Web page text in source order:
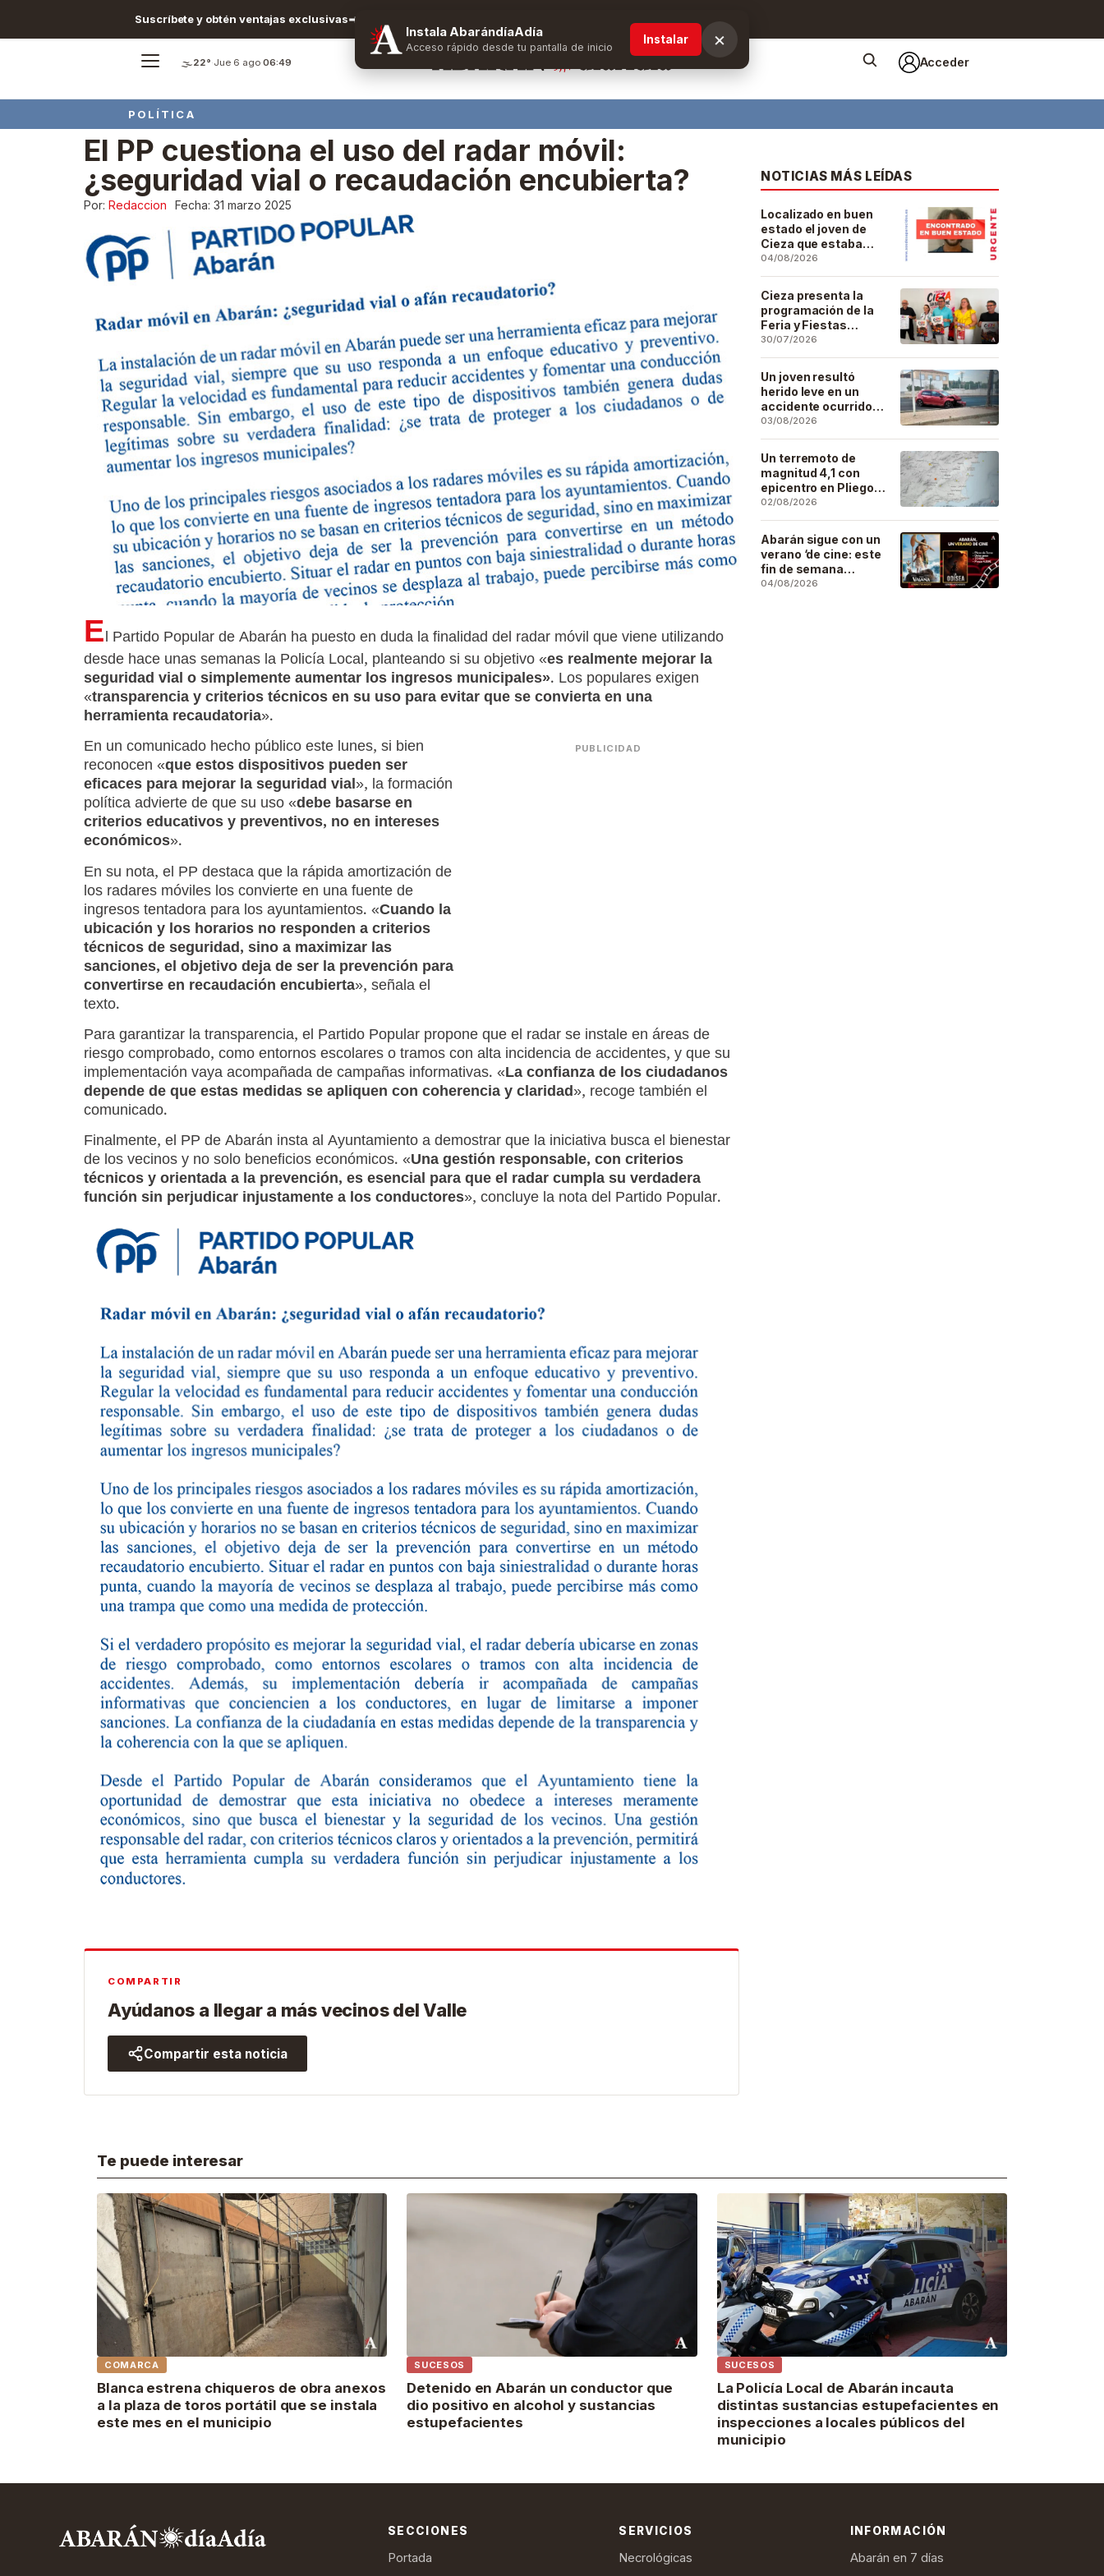
Suscríbete y obtén ventajas exclusivas
🌫️22°·Jue 6 ago·06:49 Acceder
POLÍTICA
El PP cuestiona el uso del radar móvil:
¿seguridad vial o recaudación encubierta?
Por: Redaccion Fecha: 31 marzo 2025
El Partido Popular de Abarán ha puesto en duda la finalidad del radar móvil que viene utilizando
desde hace unas semanas la Policía Local, planteando si su objetivo «es realmente mejorar la
seguridad vial o simplemente aumentar los ingresos municipales». Los populares exigen
«transparencia y criterios técnicos en su uso para evitar que se convierta en una
herramienta recaudatoria».
PUBLICIDAD
En un comunicado hecho público este lunes, si bien
reconocen «que estos dispositivos pueden ser
eficaces para mejorar la seguridad vial», la formación
política advierte de que su uso «debe basarse en
criterios educativos y preventivos, no en intereses
económicos».
En su nota, el PP destaca que la rápida amortización de
los radares móviles los convierte en una fuente de
ingresos tentadora para los ayuntamientos. «Cuando la
ubicación y los horarios no responden a criterios
técnicos de seguridad, sino a maximizar las
sanciones, el objetivo deja de ser la prevención para
convertirse en recaudación encubierta», señala el
texto.
Para garantizar la transparencia, el Partido Popular propone que el radar se instale en áreas de
riesgo comprobado, como entornos escolares o tramos con alta incidencia de accidentes, y que su
implementación vaya acompañada de campañas informativas. «La confianza de los ciudadanos
depende de que estas medidas se apliquen con coherencia y claridad», recoge también el
comunicado.
Finalmente, el PP de Abarán insta al Ayuntamiento a demostrar que la iniciativa busca el bienestar
de los vecinos y no solo beneficios económicos. «Una gestión responsable, con criterios
técnicos y orientada a la prevención, es esencial para que el radar cumpla su verdadera
función sin perjudicar injustamente a los conductores», concluye la nota del Partido Popular.
COMPARTIR
Ayúdanos a llegar a más vecinos del Valle
Compartir esta noticia
NOTICIAS MÁS LEÍDAS
Localizado en buen
estado el joven de
Cieza que estaba
desaparecido desde
el pasado 29 de julio
04/08/2026
Cieza presenta la
programación de la
Feria y Fiestas
Patronales de San
Bartolomé 2026
30/07/2026
Un joven resultó
herido leve en un
accidente ocurrido
este lunes en la
barriada de San José
Artesano
03/08/2026
Un terremoto de
magnitud 4,1 con
epicentro en Pliego
se deja sentir en
buena parte de la
región
02/08/2026
Abarán sigue con un
verano ‘de cine: este
fin de semana
Vaiana… y después,
04/08/2026
Te puede interesar
COMARCA
Blanca estrena chiqueros de obra anexos
a la plaza de toros portátil que se instala
este mes en el municipio
SUCESOS
Detenido en Abarán un conductor que
dio positivo en alcohol y sustancias
estupefacientes
SUCESOS
La Policía Local de Abarán incauta
distintas sustancias estupefacientes en
inspecciones a locales públicos del
municipio
SECCIONES
Portada
SERVICIOS
Necrológicas
INFORMACIÓN
Abarán en 7 días
Instala AbarándíaAdía
Acceso rápido desde tu pantalla de inicio
Instalar ×